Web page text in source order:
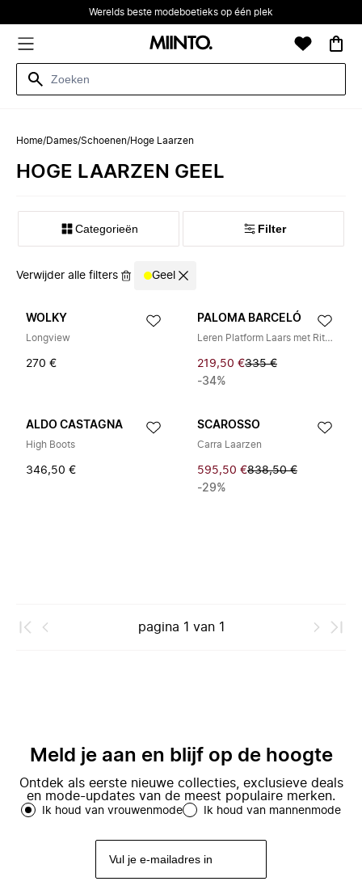
Werelds beste modeboetieks op één plek
Home/Dames/Schoenen/Hoge Laarzen
HOGE LAARZEN GEEL
Categorieën Filter
Verwijder alle filters Geel
WOLKY
Longview
270 €
PALOMA BARCELÓ
Leren Platform Laars met Ritssluiting
219,50 €335 €
-34%
ALDO CASTAGNA
High Boots
346,50 €
SCAROSSO
Carra Laarzen
595,50 €838,50 €
-29%
pagina 1 van 1
Meld je aan en blijf op de hoogte
Ontdek als eerste nieuwe collecties, exclusieve deals
en mode-updates van de meest populaire merken.
Ik houd van vrouwenmode Ik houd van mannenmode